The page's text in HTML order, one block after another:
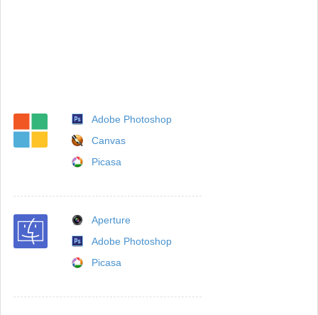
Adobe Photoshop
Canvas
Picasa
Aperture
Adobe Photoshop
Picasa